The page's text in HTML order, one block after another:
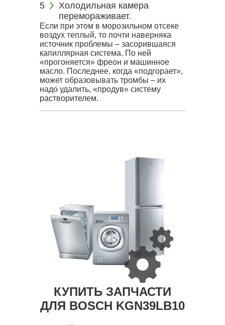
Холодильная камера
перемораживает.
Если при этом в морозильном отсеке
воздух теплый, то почти наверняка
источник проблемы – засорившаяся
капиллярная система. По ней
«прогоняется» фреон и машинное
масло. Последнее, когда «подгорает»,
может образовывать тромбы – их
надо удалить, «продув» систему
растворителем.
КУПИТЬ ЗАПЧАСТИ
ДЛЯ BOSCH KGN39LB10